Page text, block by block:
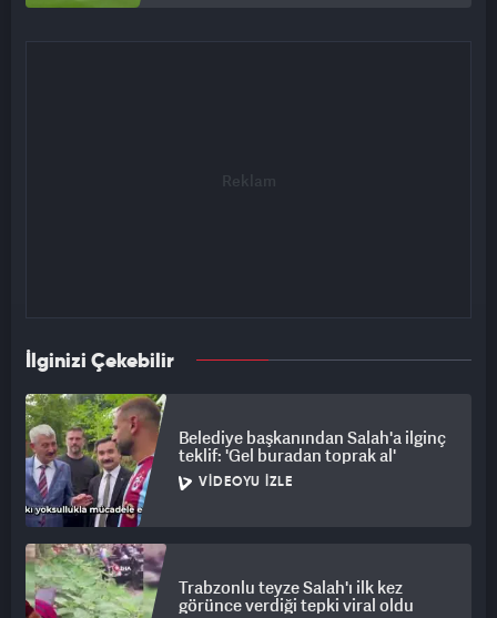
olacak.
İlginizi Çekebilir
Belediye başkanından Salah'a ilginç
teklif: 'Gel buradan toprak al'
VIDEOYU İZLE
Trabzonlu teyze Salah'ı ilk kez
görünce verdiği tepki viral oldu